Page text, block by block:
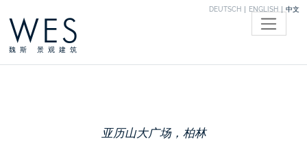
DEUTSCH ENGLISH 中文
WES
魏斯 景观建筑
亚历山大广场，柏林